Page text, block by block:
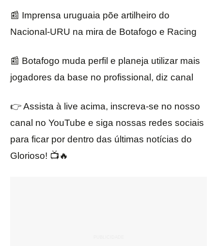
📰 Imprensa uruguaia põe artilheiro do
Nacional-URU na mira de Botafogo e Racing
📰 Botafogo muda perfil e planeja utilizar mais
jogadores da base no profissional, diz canal
👉 Assista à live acima, inscreva-se no nosso
canal no YouTube e siga nossas redes sociais
para ficar por dentro das últimas notícias do
Glorioso! 📺🔥